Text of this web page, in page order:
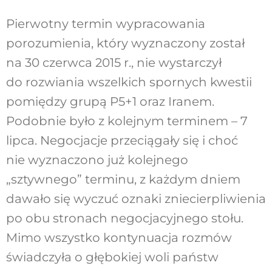
Pierwotny termin wypracowania
porozumienia, który wyznaczony został
na 30 czerwca 2015 r., nie wystarczył
do rozwiania wszelkich spornych kwestii
pomiędzy grupą P5+1 oraz Iranem.
Podobnie było z kolejnym terminem – 7
lipca. Negocjacje przeciągały się i choć
nie wyznaczono już kolejnego
„sztywnego” terminu, z każdym dniem
dawało się wyczuć oznaki zniecierpliwienia
po obu stronach negocjacyjnego stołu.
Mimo wszystko kontynuacja rozmów
świadczyła o głębokiej woli państw